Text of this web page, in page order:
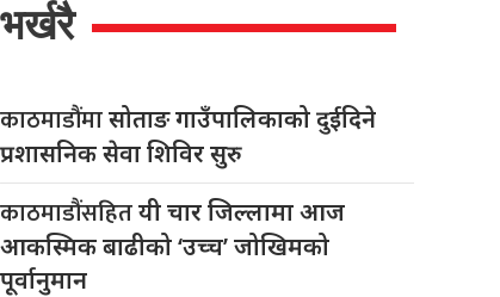
भर्खरै
काठमाडौंमासोताङ गाउँपालिकाको दुईदिने
प्रशासनिक सेवा शिविर सुरु
काठमाडौंसहितयी चार जिल्लामा आज
आकस्मिक बाढीको ‘उच्च’ जोखिमको
पूर्वानुमान